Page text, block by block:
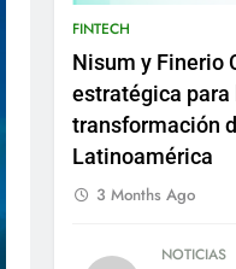
FINTECH
Nisum y Finerio
estratégica para
transformación
Latinoamérica
3 Months Ago
NOTICIAS